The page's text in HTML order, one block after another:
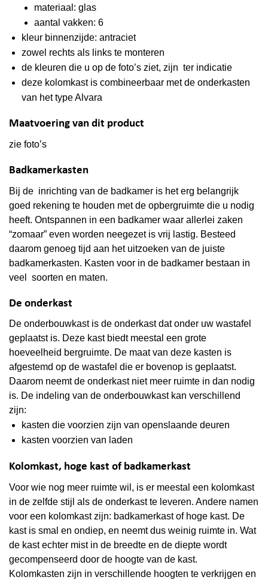
materiaal: glas
aantal vakken: 6
kleur binnenzijde: antraciet
zowel rechts als links te monteren
de kleuren die u op de foto’s ziet, zijn ter indicatie
deze kolomkast is combineerbaar met de onderkasten
van het type Alvara
Maatvoering van dit product
zie foto’s
Badkamerkasten
Bij de inrichting van de badkamer is het erg belangrijk
goed rekening te houden met de opbergruimte die u nodig
heeft. Ontspannen in een badkamer waar allerlei zaken
“zomaar” even worden neegezet is vrij lastig. Besteed
daarom genoeg tijd aan het uitzoeken van de juiste
badkamerkasten. Kasten voor in de badkamer bestaan in
veel soorten en maten.
De onderkast
De onderbouwkast is de onderkast dat onder uw wastafel
geplaatst is. Deze kast biedt meestal een grote
hoeveelheid bergruimte. De maat van deze kasten is
afgestemd op de wastafel die er bovenop is geplaatst.
Daarom neemt de onderkast niet meer ruimte in dan nodig
is. De indeling van de onderbouwkast kan verschillend
zijn:
kasten die voorzien zijn van openslaande deuren
kasten voorzien van laden
Kolomkast, hoge kast of badkamerkast
Voor wie nog meer ruimte wil, is er meestal een kolomkast
in de zelfde stijl als de onderkast te leveren. Andere namen
voor een kolomkast zijn: badkamerkast of hoge kast. De
kast is smal en ondiep, en neemt dus weinig ruimte in. Wat
de kast echter mist in de breedte en de diepte wordt
gecompenseerd door de hoogte van de kast.
Kolomkasten zijn in verschillende hoogten te verkrijgen en